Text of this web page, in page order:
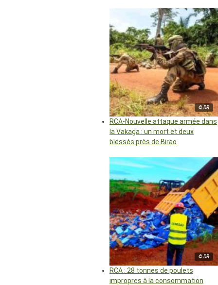
© DR
RCA-Nouvelle attaque armée dans
la Vakaga : un mort et deux
blessés près de Birao
© DR
RCA : 28 tonnes de poulets
impropres à la consommation